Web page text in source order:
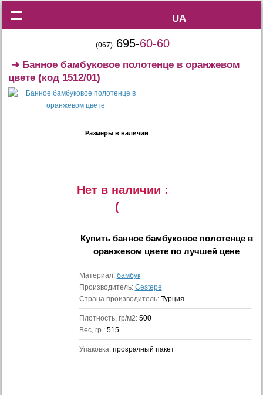
UA
UA
(067) 695-60-60
➜ Банное бамбуковое полотенце в оранжевом
цвете (код 1512/01)
Размеры в наличии
Нет в наличии :
(
Купить банное бамбуковое полотенце в
оранжевом цвете по лучшей цене
Материал: бамбук
Производитель: Cestepe
Страна производитель: Турция
Плотность, гр/м2: 500
Вес, гр.: 515
Упаковка: прозрачный пакет